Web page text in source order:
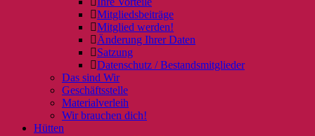
Mitgliedsbeiträge
Mitglied werden!
Änderung Ihrer Daten
Satzung
Datenschutz / Bestandsmitglieder
Das sind Wir
Geschäftsstelle
Materialverleih
Wir brauchen dich!
Hütten